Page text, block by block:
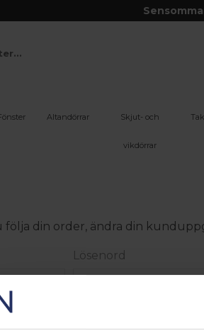
Altandörrar Skjut- och
vikdörrar
följa din order, ändra din
Lösenord